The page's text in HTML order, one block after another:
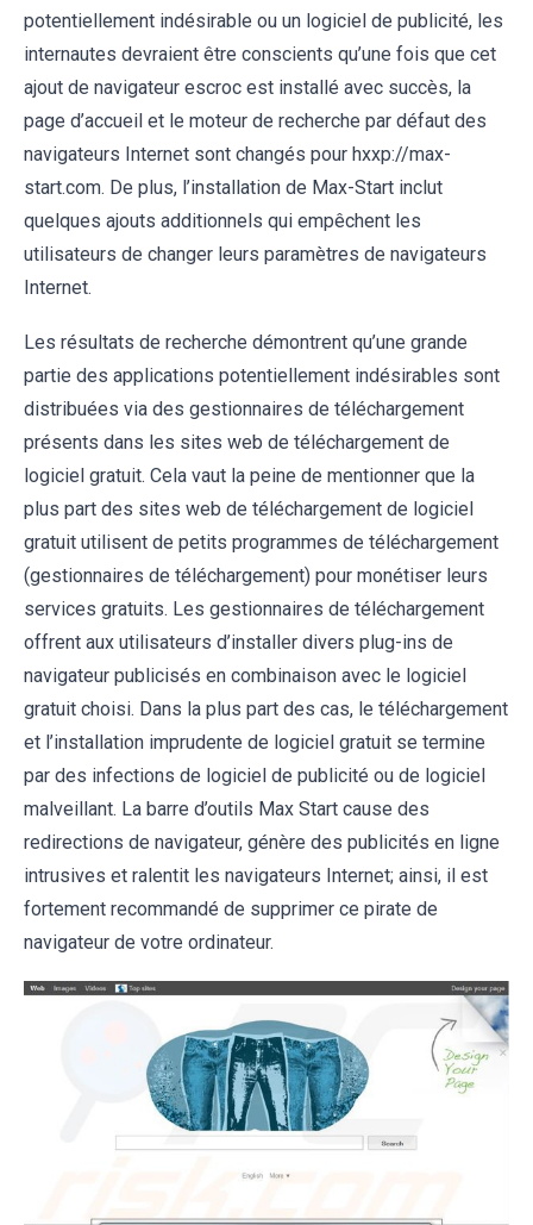
potentiellement indésirable ou un logiciel de publicité, les
internautes devraient être conscients qu’une fois que cet
ajout de navigateur escroc est installé avec succès, la
page d’accueil et le moteur de recherche par défaut des
navigateurs Internet sont changés pour hxxp://max-
start.com. De plus, l’installation de Max-Start inclut
quelques ajouts additionnels qui empêchent les
utilisateurs de changer leurs paramètres de navigateurs
Internet.
Les résultats de recherche démontrent qu’une grande
partie des applications potentiellement indésirables sont
distribuées via des gestionnaires de téléchargement
présents dans les sites web de téléchargement de
logiciel gratuit. Cela vaut la peine de mentionner que la
plus part des sites web de téléchargement de logiciel
gratuit utilisent de petits programmes de téléchargement
(gestionnaires de téléchargement) pour monétiser leurs
services gratuits. Les gestionnaires de téléchargement
offrent aux utilisateurs d’installer divers plug-ins de
navigateur publicisés en combinaison avec le logiciel
gratuit choisi. Dans la plus part des cas, le téléchargement
et l’installation imprudente de logiciel gratuit se termine
par des infections de logiciel de publicité ou de logiciel
malveillant. La barre d’outils Max Start cause des
redirections de navigateur, génère des publicités en ligne
intrusives et ralentit les navigateurs Internet; ainsi, il est
fortement recommandé de supprimer ce pirate de
navigateur de votre ordinateur.